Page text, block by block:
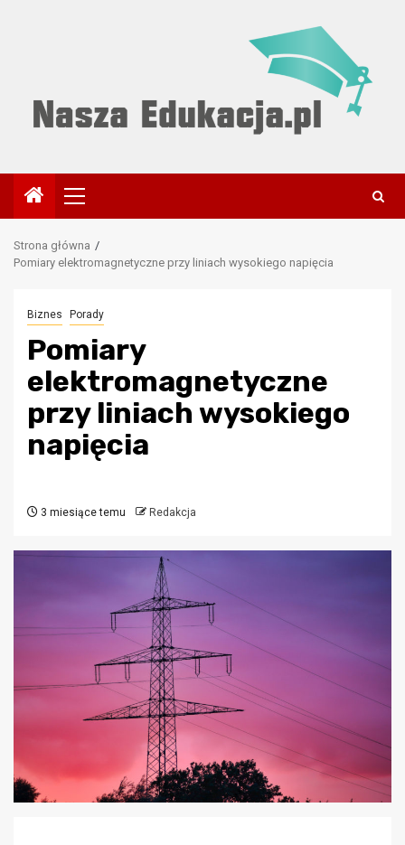
Menu
główne
Strona główna
Pomiary elektromagnetyczne przy liniach wysokiego napięcia
Biznes Porady
Pomiary
elektromagnetyczne
przy liniach wysokiego
napięcia
3 miesiące temu Redakcja